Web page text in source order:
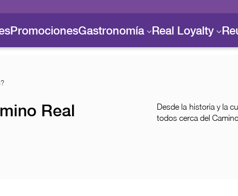
PromocionesGastronomía Real Loyalty
Real
Desde la historia y la
todos cerca del